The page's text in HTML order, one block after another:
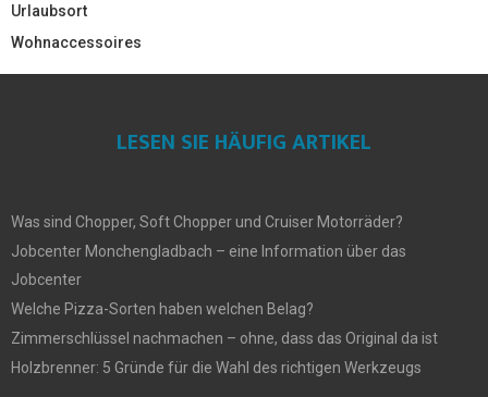
Urlaubsort
Wohnaccessoires
LESEN SIE HÄUFIG ARTIKEL
Was sind Chopper, Soft Chopper und Cruiser Motorräder?
Jobcenter Monchengladbach – eine Information über das
Jobcenter
Welche Pizza-Sorten haben welchen Belag?
Zimmerschlüssel nachmachen – ohne, dass das Original da ist
Holzbrenner: 5 Gründe für die Wahl des richtigen Werkzeugs